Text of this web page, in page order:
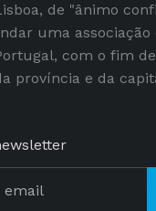
de "ânimo
uma associação
com o fim
província e da